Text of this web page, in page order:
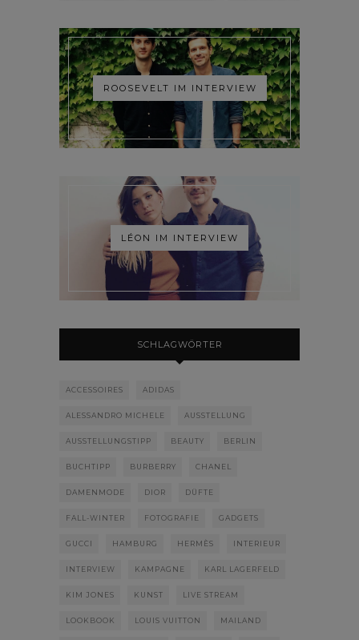
ROOSEVELT IM INTERVIEW
LÉON IM INTERVIEW
SCHLAGWÖRTER
ACCESSOIRES ADIDAS
ALESSANDRO MICHELE AUSSTELLUNG
AUSSTELLUNGSTIPP BEAUTY BERLIN
BUCHTIPP BURBERRY CHANEL
DAMENMODE DIOR DÜFTE
FALL-WINTER FOTOGRAFIE GADGETS
GUCCI HAMBURG HERMÈS INTERIEUR
INTERVIEW KAMPAGNE KARL LAGERFELD
KIM JONES KUNST LIVE STREAM
LOOKBOOK LOUIS VUITTON MAILAND